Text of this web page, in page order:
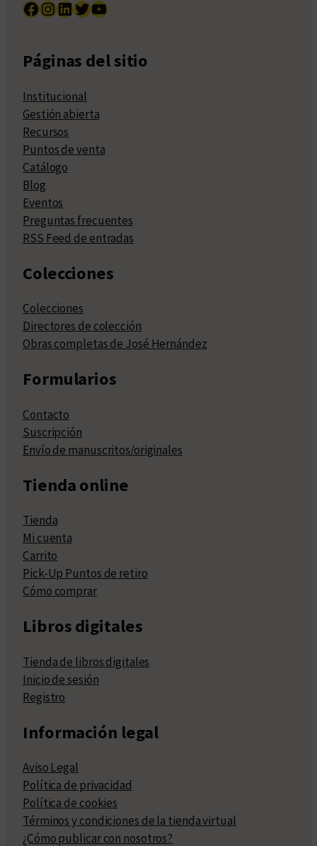
Facebook InstagramLinkedIn Twitter YouTube
Páginas del sitio
Institucional
Gestión abierta
Recursos
Puntos de venta
Catálogo
Blog
Eventos
Preguntas frecuentes
RSS Feed de entradas
Colecciones
Colecciones
Directores de colección
Obras completas de José Hernández
Formularios
Contacto
Suscripción
Envío de manuscritos/originales
Tienda online
Tienda
Mi cuenta
Carrito
Pick-Up Puntos de retiro
Cómo comprar
Libros digitales
Tienda de libros digitales
Inicio de sesión
Registro
Información legal
Aviso Legal
Política de privacidad
Política de cookies
Términos y condiciones de la tienda virtual
¿Cómo publicar con nosotros?